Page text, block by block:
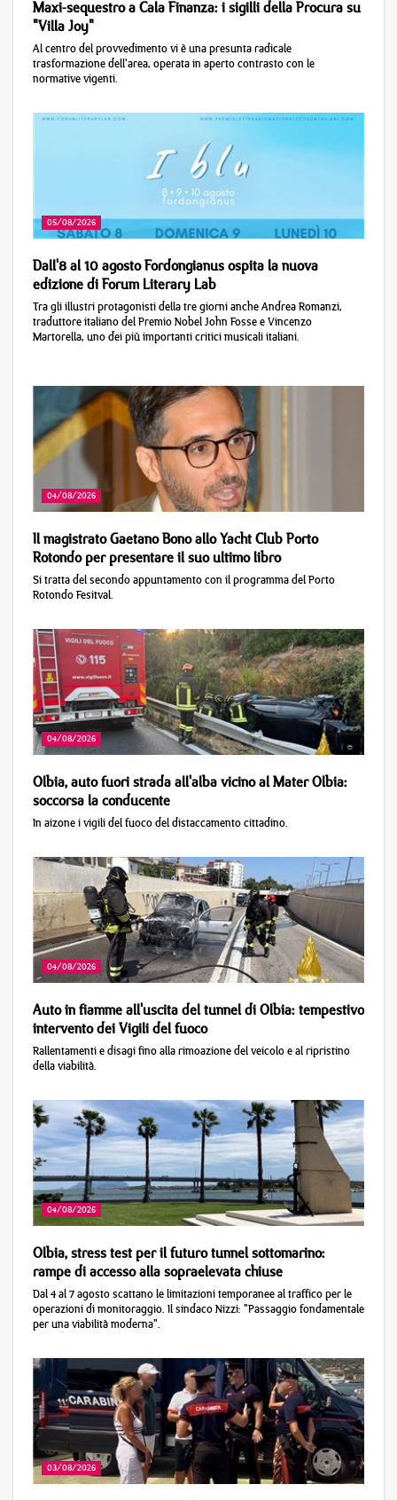
Maxi-sequestro a Cala Finanza: i sigilli della Procura su
"Villa Joy"
Al centro del provvedimento vi è una presunta radicale
trasformazione dell'area, operata in aperto contrasto con le
normative vigenti.
05/08/2026
Dall'8 al 10 agosto Fordongianus ospita la nuova
edizione di Forum Literary Lab
Tra gli illustri protagonisti della tre giorni anche Andrea Romanzi,
traduttore italiano del Premio Nobel John Fosse e Vincenzo
Martorella, uno dei più importanti critici musicali italiani.
04/08/2026
Il magistrato Gaetano Bono allo Yacht Club Porto
Rotondo per presentare il suo ultimo libro
Si tratta del secondo appuntamento con il programma del Porto
Rotondo Fesitval.
04/08/2026
Olbia, auto fuori strada all'alba vicino al Mater Olbia:
soccorsa la conducente
In aizone i vigili del fuoco del distaccamento cittadino.
04/08/2026
Auto in fiamme all'uscita del tunnel di Olbia: tempestivo
intervento dei Vigili del fuoco
Rallentamenti e disagi fino alla rimoazione del veicolo e al ripristino
della viabilità.
04/08/2026
Olbia, stress test per il futuro tunnel sottomarino:
rampe di accesso alla sopraelevata chiuse
Dal 4 al 7 agosto scattano le limitazioni temporanee al traffico per le
operazioni di monitoraggio. Il sindaco Nizzi: "Passaggio fondamentale
per una viabilità moderna".
03/08/2026